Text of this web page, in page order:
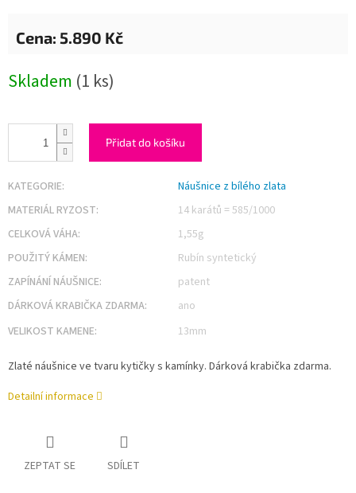
5.890 Kč
cena:
Skladem (1 ks)
Přidat do košíku
KATEGORIE:
Náušnice z bílého zlata
MATERIÁL RYZOST:
14 karátů = 585/1000
CELKOVÁ VÁHA:
1,55g
POUŽITÝ KÁMEN:
Rubín syntetický
ZAPÍNÁNÍ NÁUŠNICE:
patent
DÁRKOVÁ KRABIČKA ZDARMA:
ano
VELIKOST KAMENE: 13mm
Zlaté náušnice ve tvaru kytičky s kamínky. Dárková krabička zdarma.
Detailní informace
ZEPTAT SE SDÍLET